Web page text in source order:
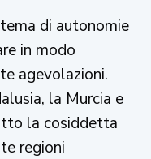
di autonomie
in modo
agevolazioni.
la Murcia e
la cosiddetta
regioni